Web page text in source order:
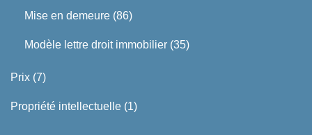
Mise en demeure (86)
Modèle lettre droit immobilier (35)
Prix (7)
Propriété intellectuelle (1)